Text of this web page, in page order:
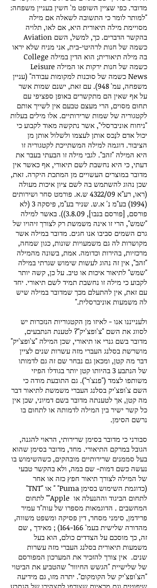
מדובר. כפי שציין השופט מ' חשין בעניין משפחה:
"למותר לומר כי התשובה לשאלה אם מילה
מסויימת מילה תיאורית היא, אם לאו, תלויה
בהקשר הדברים. כך, למשל, השם Aviation
כשמה של חנות לרהיטי-בית, אני מניח שלא יראו
בה מילה תיאורית; הוא הדין במילה College
כשמה של חנות ירקות או המילה Leisure
News כשמה של סוכנות למקומות עבודה" (עניין
משפחה, עמ' 948). עם זאת, ישנם שמות אשר
על אף שאין הם מתקשרים באופן ספציפי עם
תחום מסוים, הרי מעצם טבעם אין לשייך אותם
לקטגוריה של שמות שרירותיים. אלו מילים בעלות
"ניחוח אוניברסלי", אשר נתקשה מאוד לקבוע כי
יכול אדם ­לנַכס אותן לעצמו ולשלול אותן מן
הציבור. דוגמה למילה המשתייכת לקטגוריה זו
היא המילה "זהב". לגבי מילה זו הבעתי בעבר את
דעתי, כי היא נחשבת לשם תיאורי, אף כאשר אין
מדובר במוצרים העשויים מן המתכת היקרה. זאת,
שכן נהוג להשתמש בה לשם ציון איכות מעולה
(ראו, רע"א 4322/09 ש.א. פורמט סחר ושירותים
(1994) בע"מ נ' א.ש. שניר בע"מ, פיסקה 3 (לא
פורסם, [פורסם בנבו], 3.8.09)). באשר למילה
"שמש", הרי זו אינה משמשת רק לצורך זיהויו של
גרם השמים סביבו אנו חגים. מדובר במילה אשר
מקושרות לה גם משמעויות שונות, כגון שמחה,
מרכזיות, בהירות וכדומה. אמת, בשונה מהמילה
"זהב", אין זה נהוג לעשות שימוש שגרתי במילה
"שמש" לתיאור איכות או טיב. על כן, קשה יותר
לקבוע כי מילה זו נחשבת תמיד לשם תיאורי. יחד
עם זאת, אין להתעלם מכך שמדובר במילה שיש
לה משמעות אוניברסלית."
ולענייננו אנו - לאיזו מן הקטגוריות הנזכרות יש
לסווג את השם "צ'ופצ'יק"? לטענת הנתבעים,
מדובר בשם גנרי או תיאורי, שכן המילה "צ'ופצ'יק"
מושרשת בסלנג העברי מזה עשרות שנים לציין
דבר מה קטן, ומכאן גם נבחר שם זה גם לדמותו
של הנתבע 3 בהיותו קטן יותר בגודלו הפיזי
משותפו לצמד ("פנצ'ר"). גם התובעת מודה כי
השם צ'ופצ'יק בסלנג העברי משמשת לתיאור דבר
מה קטן, אך לטענתה מדובר בשם דמיוני, שכן אין
כל קשר ישיר בין המילה לדמותה או לתחום בו
נרשם הסימן.
סבורני כי מדובר בסימן שרירותי, הראוי להגנה,
הגובל במרקם התיאורי. מחד, מדובר בסימן שהוא
בעל סממנים שרירותיים מובהקים, כשהשימוש בו
נעשה כשם דמות- שם במה, ולא בהקשר טבעי
של המילה לצורך תיאור חפץ כזה או אחר
(כדוגמת השימוש בסימן Puma" " או "TNT"
לתחום הביגוד וההנעלה או Apple"" לתחום
המחשבים . הדוגמאות מספרו של עוה"ד עמיר
פרידמן, סימני מסחר, דין פסיקה ומשפט משווה,
מהדורה שלישית בעמ' 164-166) ; מאידך , שם
זה, כך מוסכם על הצדדים כולם, הוא בעל
משמעות תיאורית בסלנג העברי מזה עשרות
שנים. אין צורך להזכיר את המערכון המפורסם
של שלישיית "הגשש החיוור" שהטביע את הביטוי
"הצ'ופצ'יק של הקומקום". יתרה מזו, גם מידיעה
שיפוטית וגם מראיות שצורפו לתצהירו של הנתבע